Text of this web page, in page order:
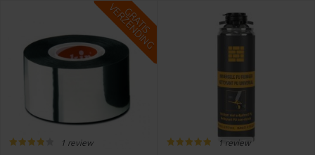
G
R
A
T
I
S
V
E
R
Z
E
N
D
I
N
G
1 review 1 review